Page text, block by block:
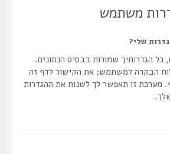
משתמש
שלי?
שמורות בבסיס הנתונים.
למשתמש; את הקישור לדף זה
זו תאפשר לך לשנות את ההגדרות